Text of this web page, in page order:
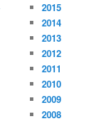
2015
2014
2013
2012
2011
2010
2009
2008